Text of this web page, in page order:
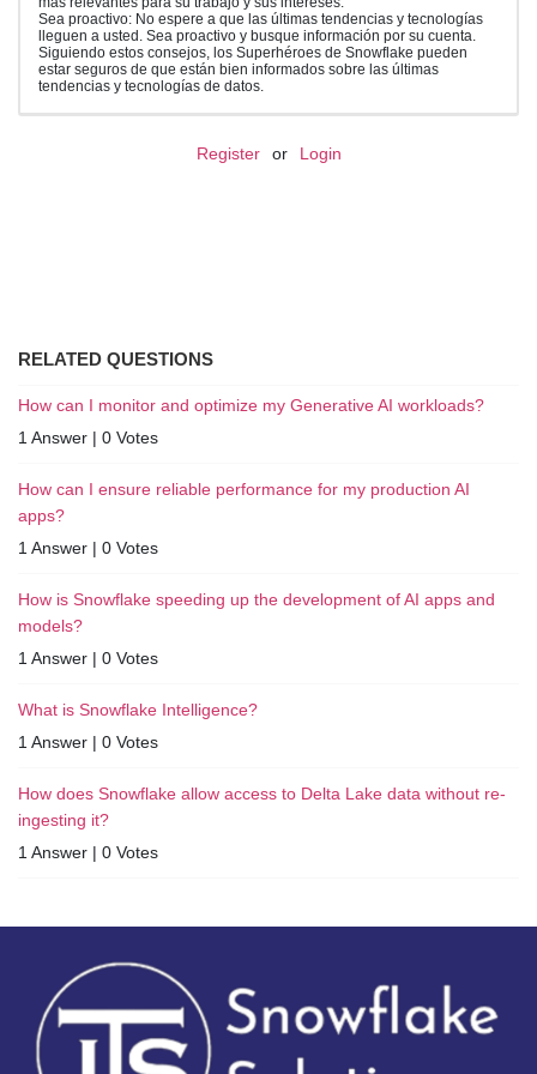
Sea proactivo: No espere a que las últimas tendencias y tecnologías
lleguen a usted. Sea proactivo y busque información por su cuenta.
Siguiendo estos consejos, los Superhéroes de Snowflake pueden
estar seguros de que están bien informados sobre las últimas
tendencias y tecnologías de datos.
Register or Login
RELATED QUESTIONS
How can I monitor and optimize my Generative AI workloads?
1 Answer | 0 Votes
How can I ensure reliable performance for my production AI
apps?
1 Answer | 0 Votes
How is Snowflake speeding up the development of AI apps and
models?
1 Answer | 0 Votes
What is Snowflake Intelligence?
1 Answer | 0 Votes
How does Snowflake allow access to Delta Lake data without re-
ingesting it?
1 Answer | 0 Votes